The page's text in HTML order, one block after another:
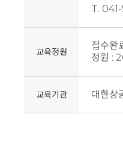
T.
교육정원
접수완
정원 :
교육기관 대한상